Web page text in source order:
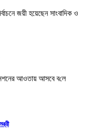
জয়ী হয়েছেন সাংবাদিক ও
আওতায় আসবে ব‌লে